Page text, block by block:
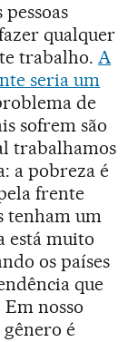
qualquer
trabalho.A
seria um
de
sofrem são
trabalhamos
a pobreza é
frente
tenham um
está muito
os países
que
nosso
é